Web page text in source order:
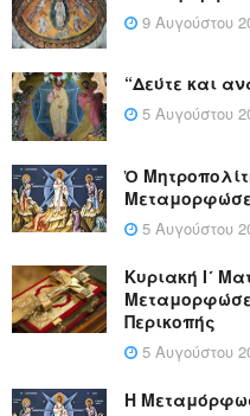
9 Αυγούστου
“Δεύτε και
5 Αυγούστου
Ὁ
5 Αυγούστου
Κυριακή Ι´
Περικοπής
5 Αυγούστου
Η